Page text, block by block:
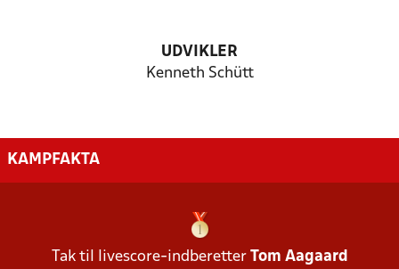
UDVIKLER
Kenneth Schütt
KAMPFAKTA
Tak til livescore-indberetter Tom Aagaard